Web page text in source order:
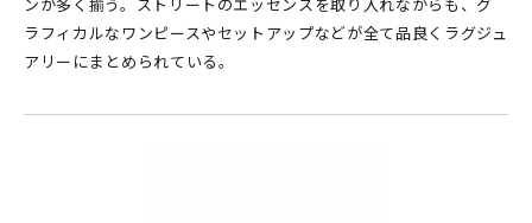
ラフィカルなワンピースやセットアップなどが全て品良くラグジュ
アリーにまとめられている。